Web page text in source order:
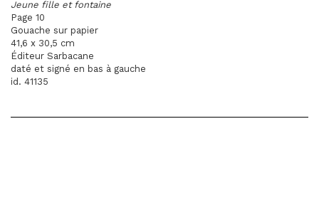
Jeune fille et fontaine
Page 10
Gouache sur papier
41,6 x 30,5 cm
Éditeur Sarbacane
daté et signé en bas à gauche
id. 41135